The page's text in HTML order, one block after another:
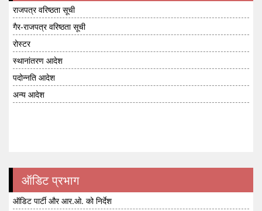
राजपत्र वरिष्ठता सूची
गैर-राजपत्र वरिष्ठता सूची
रोस्टर
स्थानांतरण आदेश
पदोन्नति आदेश
अन्य आदेश
ऑडिट प्रभाग
ऑडिट पार्टी और आर.ओ. को निर्देश